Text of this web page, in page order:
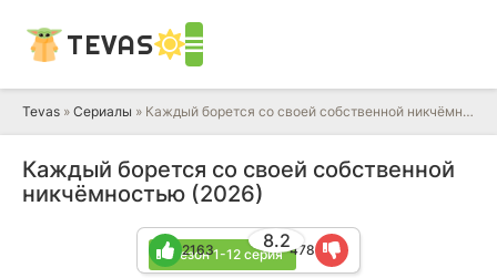
TEVAS
Tevas » Сериалы » Каждый борется со своей собственной никчёмностью
Каждый борется со своей собственной
никчёмностью (2026)
1 сезон 1-12 серия
8.2
2163 478